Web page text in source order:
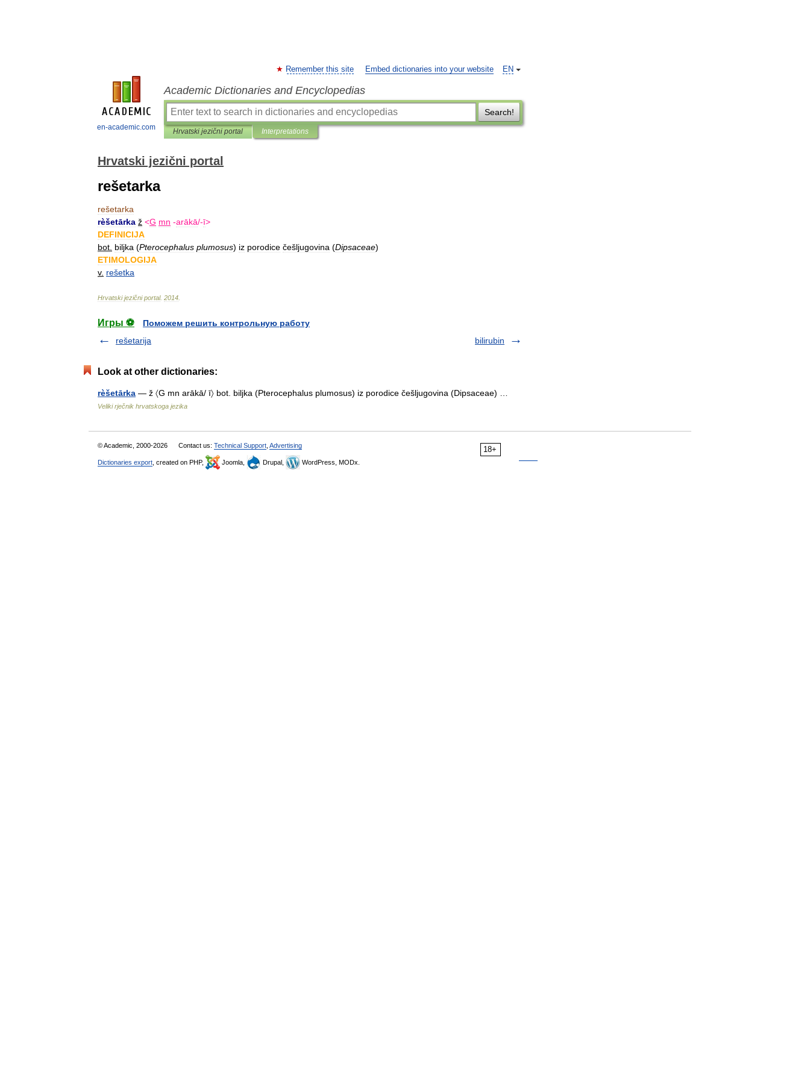
en-academic.com
EN
Remember this site Embed dictionaries into your website
Academic Dictionaries and Encyclopedias
Search!
Hrvatski jezični portal Interpretations
Hrvatski jezični portal
rešetarka
rešetarka
rèšetārka ž <G mn -arākā/-ī>
DEFINICIJA
bot biljka (Pterocephalus plumosus) iz porodice češljugovina (Dipsaceae)
ETIMOLOGIJA
v. rešetka
Hrvatski jezični portal. 2014
Игры ⚽
Поможем решить контрольную работу
rešetarija
bilirubin
Look at other dictionaries:
rèšetārka — ž 〈G mn arākā/ ī〉 bot. biljka (Pterocephalus plumosus) iz porodice češljugovina (Dipsaceae) …
Veliki rječnik hrvatskoga jezika
18+
© Academic, 2000-2026 Contact us: Technical Support Advertising
Dictionaries export , created on PHP, Joomla, Drupal, WordPress, MODx.